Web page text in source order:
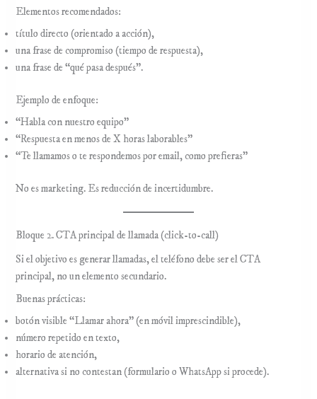
Elementos recomendados:
título directo (orientado a acción),
una frase de compromiso (tiempo de respuesta),
una frase de “qué pasa después”.
Ejemplo de enfoque:
“Habla con nuestro equipo”
“Respuesta en menos de X horas laborables”
“Te llamamos o te respondemos por email, como prefieras”
No es marketing. Es reducción de incertidumbre.
Bloque 2. CTA principal de llamada (click-to-call)
Si el objetivo es generar llamadas, el teléfono debe ser el CTA
principal, no un elemento secundario.
Buenas prácticas:
botón visible “Llamar ahora” (en móvil imprescindible),
número repetido en texto,
horario de atención,
alternativa si no contestan (formulario o WhatsApp si procede).